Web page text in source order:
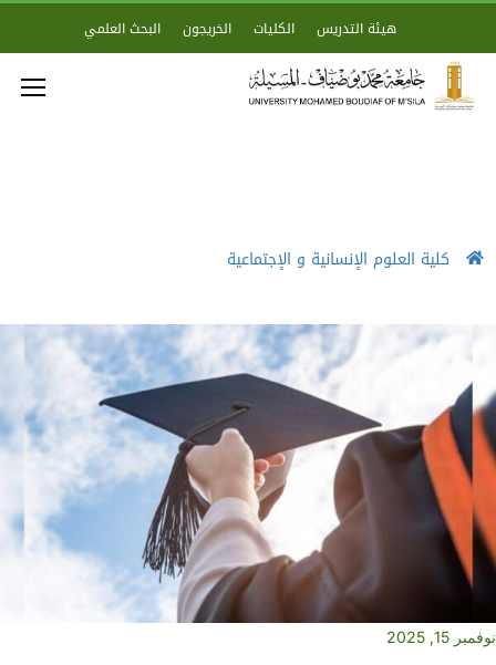
هيئة التدريس الكليات الخريجون البحث العلمي
كلية العلوم الإنسانية و الإجتماعية
نوفمبر 15, 2025